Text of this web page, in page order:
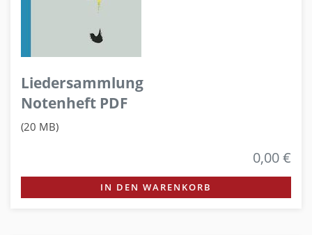
Liedersammlung
Notenheft PDF
(20 MB)
0,00 €
IN DEN WARENKORB